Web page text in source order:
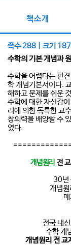
책소개
쪽수 288 | 크기
수학의 기본 개념과
수학을 어렵다는 편
학 개념기본서이다.
해하고 문제를 쉬운
수학에 대한 자신감
리에 의한 독특한 교
창의력을 배양할 수
였다.
개념원리 전
30년
개념
전국 내
수학 개
개념원리 전 교